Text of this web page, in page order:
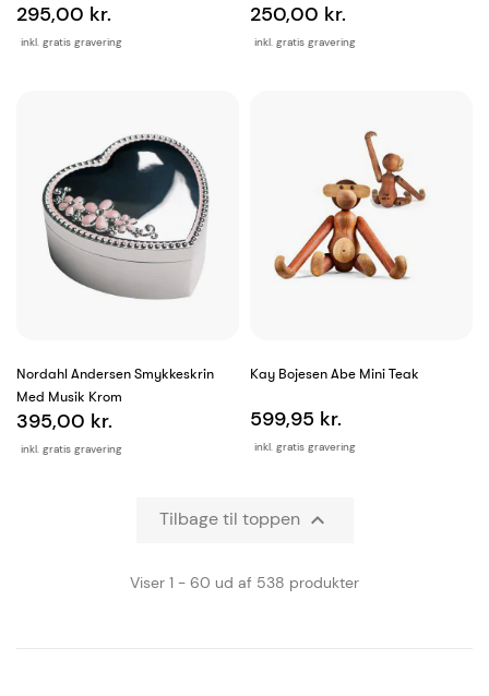
Krom
inkl. gratis gravering
295,00 kr.
Krom
inkl. gratis gravering
250,00 kr.
Nordahl Andersen Smykkeskrin
Med Musik Krom
inkl. gratis gravering
395,00 kr.
Kay Bojesen Abe Mini Teak
inkl. gratis gravering
599,95 kr.
Tilbage til toppen 
Viser 1 - 60 ud af 538 produkter